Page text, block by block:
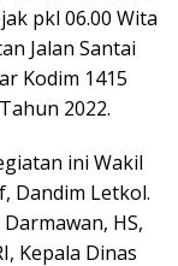
pkl 06.00 Wita
Jalan Santai
Kodim 1415
2022.
ini Wakil
Dandim Letkol.
HS,
Kepala Dinas